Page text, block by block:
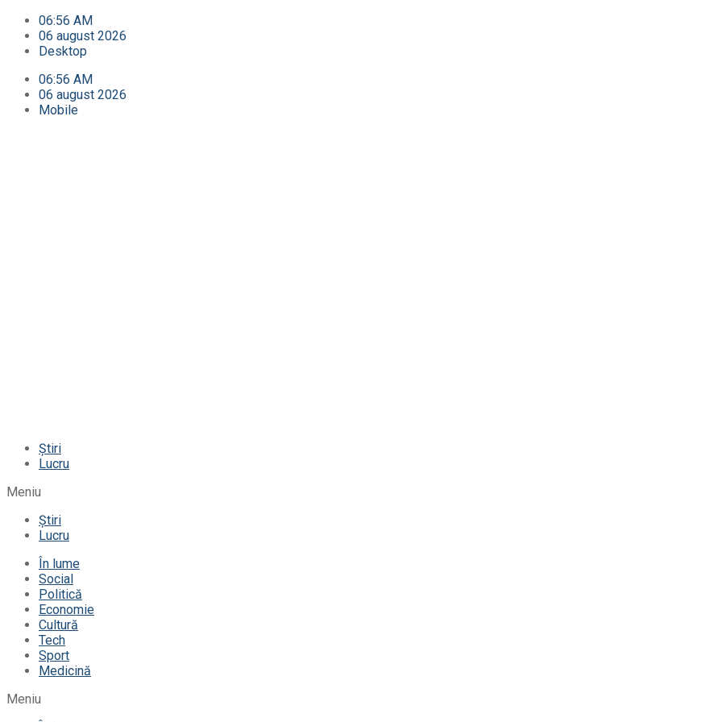
06:56 AM
06 august 2026
Desktop
06:56 AM
06 august 2026
Mobile
Știri
Lucru
Meniu
Știri
Lucru
În lume
Social
Politică
Economie
Cultură
Tech
Sport
Medicină
Meniu